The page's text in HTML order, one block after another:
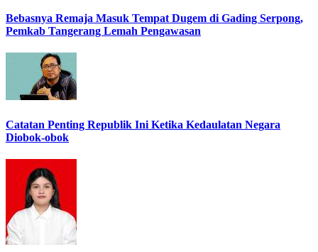
Bebasnya Remaja Masuk Tempat Dugem di Gading Serpong,
Pemkab Tangerang Lemah Pengawasan
Catatan Penting Republik Ini Ketika Kedaulatan Negara
Diobok-obok